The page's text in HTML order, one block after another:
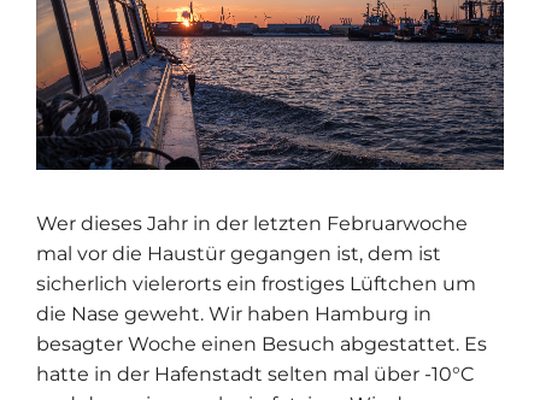
Wer dieses Jahr in der letzten Februarwoche
mal vor die Haustür gegangen ist, dem ist
sicherlich vielerorts ein frostiges Lüftchen um
die Nase geweht. Wir haben Hamburg in
besagter Woche einen Besuch abgestattet. Es
hatte in der Hafenstadt selten mal über -10°C